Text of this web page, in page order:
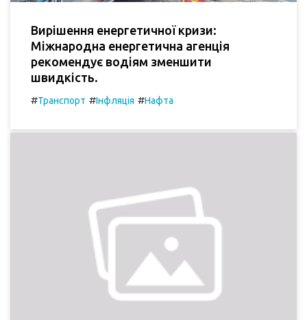
Вирішення енергетичної кризи:
Міжнародна енергетична агенція
рекомендує водіям зменшити
швидкість.
#Транспорт #Інфляція #Нафта